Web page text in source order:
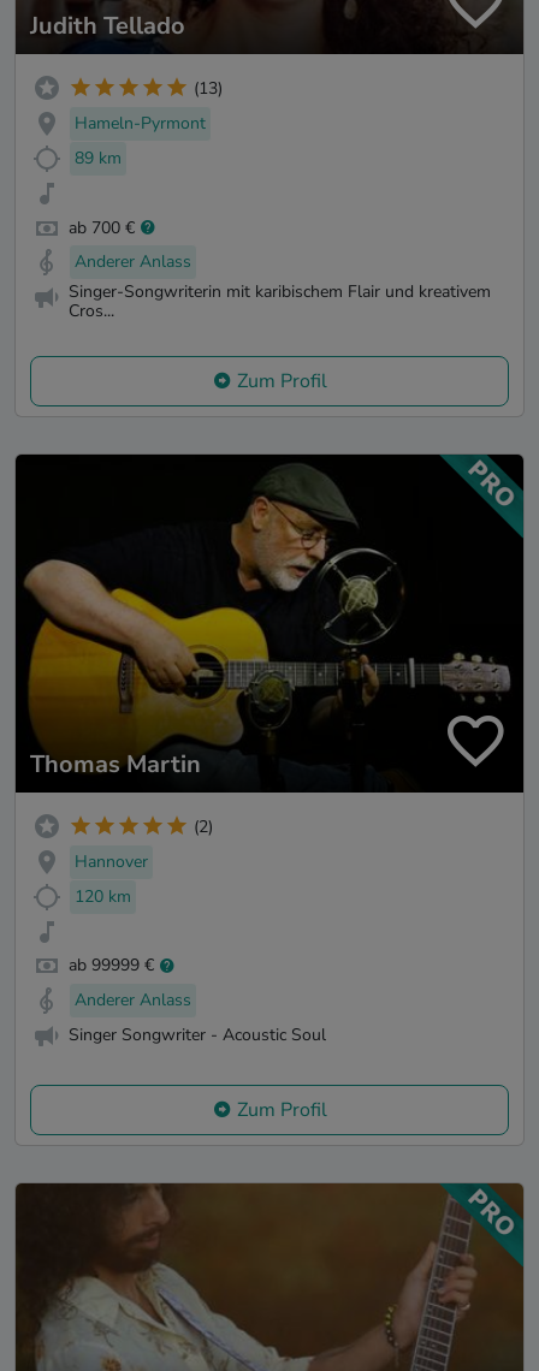
Judith Tellado
(13)
Hameln-Pyrmont
89 km
ab 700 €
Anderer Anlass
Singer-Songwriterin mit karibischem Flair und kreativem
Cros...
Zum Profil
Thomas Martin
(2)
Hannover
120 km
ab 99999 €
Anderer Anlass
Singer Songwriter - Acoustic Soul
Zum Profil